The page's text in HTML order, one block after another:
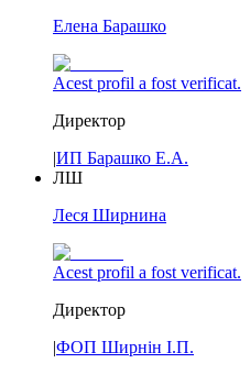
Елена Барашко
Acest profil a fost verificat.
Директор
|ИП Барашко Е.А.
ЛШ
Леся Ширнина
Acest profil a fost verificat.
Директор
|ФОП Ширнін І.П.